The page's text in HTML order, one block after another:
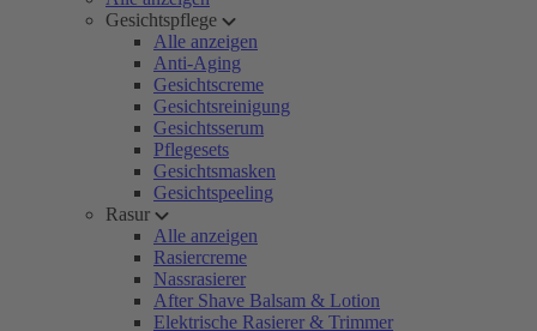
Gesichtspflege
Alle anzeigen
Anti-Aging
Gesichtscreme
Gesichtsreinigung
Gesichtsserum
Pflegesets
Gesichtsmasken
Gesichtspeeling
Rasur
Alle anzeigen
Rasiercreme
Nassrasierer
After Shave Balsam & Lotion
Elektrische Rasierer & Trimmer